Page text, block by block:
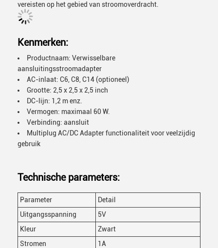
vereisten op het gebied van stroomoverdracht.
Kenmerken:
Productnaam: Verwisselbare
aansluitingsstroomadapter
AC-inlaat: C6, C8, C14 (optioneel)
Grootte: 2,5 x 2,5 x 2,5 inch
DC-lijn: 1,2 m enz.
Vermogen: maximaal 60 W.
Verbinding: aansluit
Multiplug AC/DC Adapter functionaliteit voor veelzijdig
gebruik
Technische parameters:
Parameter
Detail
Uitgangsspanning
5V
Kleur
Zwart
Stromen
1A